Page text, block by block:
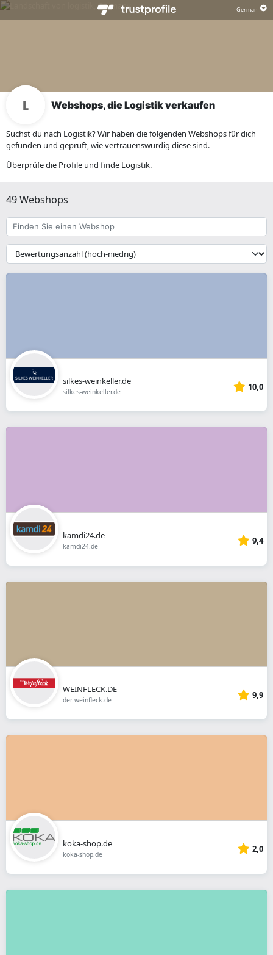
Webshops, die Logistik verkaufen
Suchst du nach Logistik? Wir haben die folgenden Webshops für dich
gefunden und geprüft, wie vertrauenswürdig diese sind.
Überprüfe die Profile und finde Logistik.
49 Webshops
Finden
Sie
einen
Webshop
{{
__('Sort')
}}
silkes-weinkeller.de
silkes-weinkeller.de 10,0
kamdi24.de
kamdi24.de 9,4
WEINFLECK.DE
der-weinfleck.de 9,9
koka-shop.de
koka-shop.de 2,0